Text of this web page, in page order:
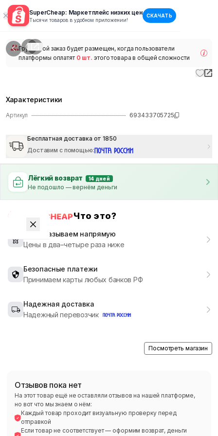
SuperCheap: Маркетплейс низких цен
Тысячи товаров в удобном приложении!
СКАЧАТЬ
1/
Групповой заказ будет размещен, когда пользователи
платформы оплатят 0 шт. этого товара в общей сложности
Характеристики
Артикул 693433705725
Бесплатная доставка от 1850
Доставим с помощью:
Лёгкий возврат 14 дней
Не подошло — вернём деньги
Что это?
Мы заказываем напрямую
Цены в два–четыре раза ниже
Безопасные платежи
Принимаем карты любых банков РФ
Надежная доставка
Надежный перевозчик
Посмотреть магазин
Отзывов пока нет
На этот товар ещё не оставляли отзывов на нашей платформе,
но вот что мы знаем о нём:
Каждый товар проходит визуальную проверку перед
отправкой
Если товар не соответствует — оформим возврат, деньги